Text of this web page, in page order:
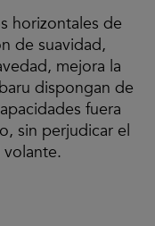
horizontales de
de suavidad,
mejora la
dispongan de
fuera
sin perjudicar el
volante.